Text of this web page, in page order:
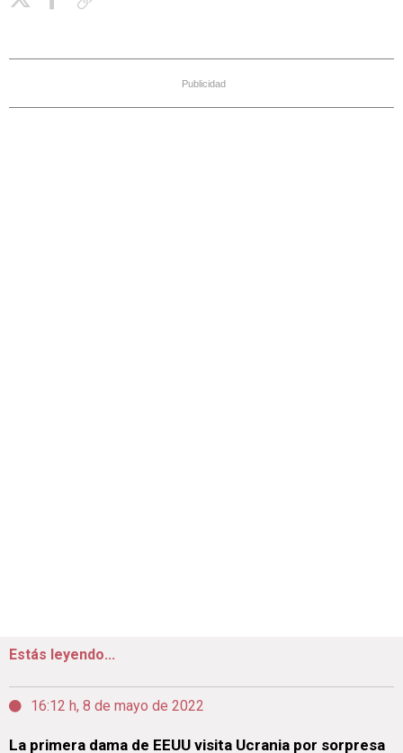
Publicidad
Estás leyendo...
16:12 h, 8 de mayo de 2022
La primera dama de EEUU visita Ucrania por sorpresa